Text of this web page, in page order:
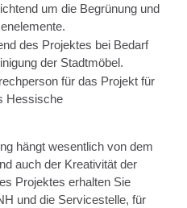
um die Begrünung und
des Projektes bei Bedarf
der Stadtmöbel.
für das Projekt für
Hessische
hängt wesentlich von dem
auch der Kreativität der
Projektes erhalten Sie
und die Servicestelle, für